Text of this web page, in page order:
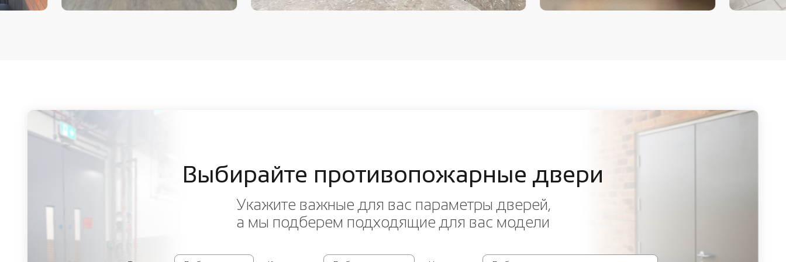
Выбирайте противопожарные двери
Укажите важные для вас параметры дверей,
а мы подберем подходящие для вас модели